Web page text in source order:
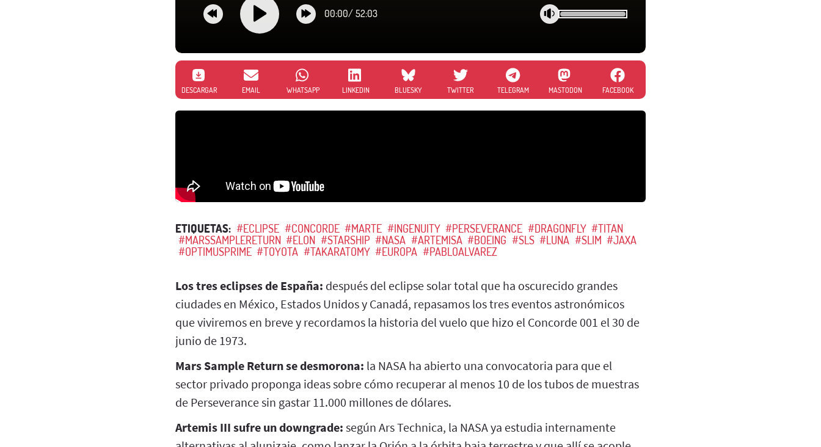
00:00/ 52:03
DESCARGAR EMAIL WHATSAPP LINKEDIN BLUESKY TWITTER TELEGRAM MASTODON FACEBOOK
ETIQUETAS: #ECLIPSE #CONCORDE #MARTE #INGENUITY #PERSEVERANCE #DRAGONFLY #TITAN
#MARSSAMPLERETURN #ELON #STARSHIP #NASA #ARTEMISA #BOEING #SLS #LUNA #SLIM #JAXA
#OPTIMUSPRIME #TOYOTA #TAKARATOMY #EUROPA #PABLOALVAREZ
Los tres eclipses de España: después del eclipse solar total que ha oscurecido grandes
ciudades en México, Estados Unidos y Canadá, repasamos los tres eventos astronómicos
que viviremos en breve y recordamos la historia del vuelo que hizo el Concorde 001 el 30 de
junio de 1973.
Mars Sample Return se desmorona: la NASA ha abierto una convocatoria para que el
sector privado proponga ideas sobre cómo recuperar al menos 10 de los tubos de muestras
de Perseverance sin gastar 11.000 millones de dólares.
Artemis III sufre un downgrade: según Ars Technica, la NASA ya estudia internamente